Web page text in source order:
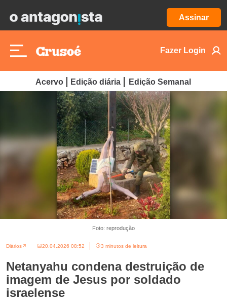
Assinar
Fazer Login
Acervo Edição diária Edição Semanal
Foto: reprodução
Diários 20.04.2026 08:52 3 minutos de leitura
Netanyahu condena destruição de
imagem de Jesus por soldado
israelense